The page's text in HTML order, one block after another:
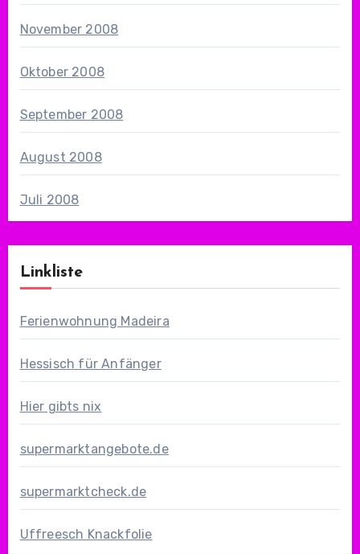
November 2008
Oktober 2008
September 2008
August 2008
Juli 2008
Linkliste
Ferienwohnung Madeira
Hessisch für Anfänger
Hier gibts nix
supermarktangebote.de
supermarktcheck.de
Uffreesch Knackfolie